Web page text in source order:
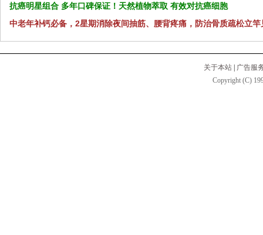
抗癌明星组合 多年口碑保证！天然植物萃取 有效对抗癌细胞
中老年补钙必备，2星期消除夜间抽筋、腰背疼痛，防治骨质疏松立竿
关于本站 | 广告服
Copyright (C)